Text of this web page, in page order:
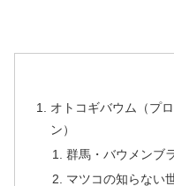
オトコギバウム（プ
ン）
群馬・バウメンブ
マツコの知らない